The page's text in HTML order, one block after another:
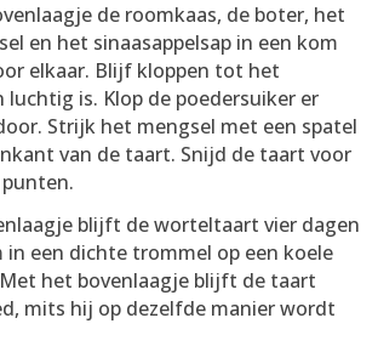
de roomkaas, de boter, het
en het sinaasappelsap in een kom
elkaar. Blijf kloppen tot het
luchtig is. Klop de poedersuiker er
Strijk het mengsel met een spatel
van de taart. Snijd de taart voor
blijft de worteltaart vier dagen
in een dichte trommel op een koele
het bovenlaagje blijft de taart
mits hij op dezelfde manier wordt